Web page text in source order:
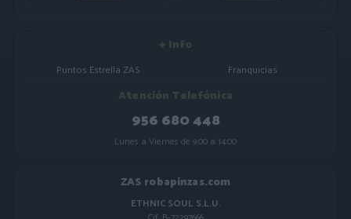
+ Info
Puntos Estrella ZAS Franquicias
Atención Telefónica
956 680 448
Lunes a Viernes de 9:00 a 14:00
ZAS robapinzas.com
ETHNIC SOUL S.L.U.